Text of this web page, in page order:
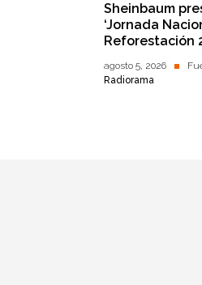
Sheinbaum
‘Jornada
Reforestación
agosto 5, 2026
Radiorama